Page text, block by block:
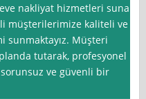
nakliyat hizmetleri sunan
müşterilerimize kaliteli ve
sunmaktayız. Müşteri
tutarak, profesyonel
sorunsuz ve güvenli bir